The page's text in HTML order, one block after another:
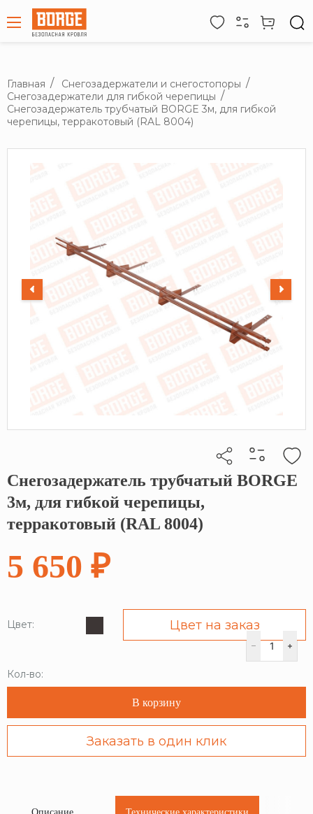
Главная
Снегозадержатели и снегостопоры
Снегозадержатели для гибкой черепицы
Снегозадержатель трубчатый BORGE 3м, для гибкой
черепицы, терракотовый (RAL 8004)
Кликните, чтобы скопировать прямую ссылку
Снегозадержатель трубчатый BORGE
3м, для гибкой черепицы,
терракотовый (RAL 8004)
5 650 ₽
Цвет: Цвет на заказ
Кол-во:
В корзину
Заказать в один клик